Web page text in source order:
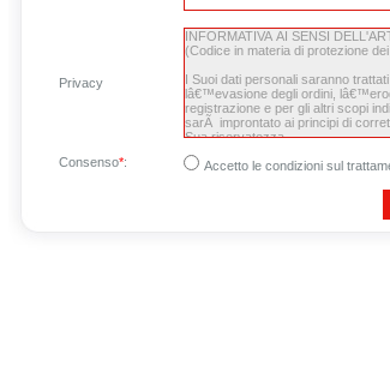
Privacy
Consenso*: Accetto le condizioni sul